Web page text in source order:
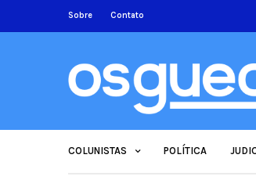
Sobre Contato
COLUNISTAS POLÍTICA